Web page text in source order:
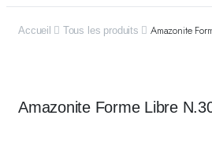
Accueil Tous les produits Amazonite
Amazonite Forme Libre